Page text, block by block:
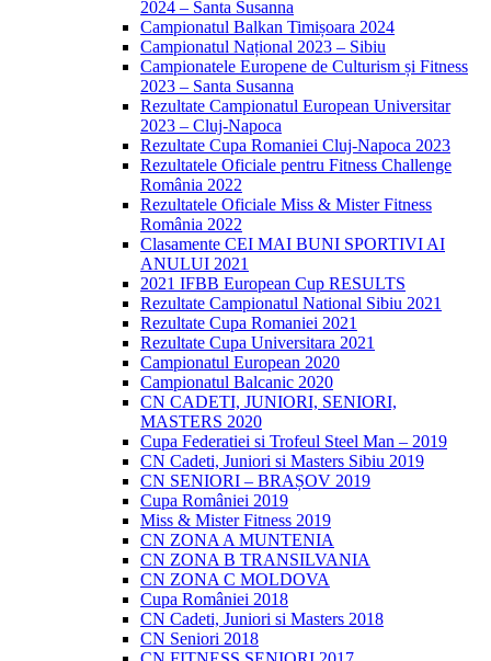
2024 – Santa Susanna
Campionatul Balkan Timișoara 2024
Campionatul Național 2023 – Sibiu
Campionatele Europene de Culturism și Fitness
2023 – Santa Susanna
Rezultate Campionatul European Universitar
2023 – Cluj-Napoca
Rezultate Cupa Romaniei Cluj-Napoca 2023
Rezultatele Oficiale pentru Fitness Challenge
România 2022
Rezultatele Oficiale Miss & Mister Fitness
România 2022
Clasamente CEI MAI BUNI SPORTIVI AI
ANULUI 2021
2021 IFBB European Cup RESULTS
Rezultate Campionatul National Sibiu 2021
Rezultate Cupa Romaniei 2021
Rezultate Cupa Universitara 2021
Campionatul European 2020
Campionatul Balcanic 2020
CN CADETI, JUNIORI, SENIORI,
MASTERS 2020
Cupa Federatiei si Trofeul Steel Man – 2019
CN Cadeti, Juniori si Masters Sibiu 2019
CN SENIORI – BRAȘOV 2019
Cupa României 2019
Miss & Mister Fitness 2019
CN ZONA A MUNTENIA
CN ZONA B TRANSILVANIA
CN ZONA C MOLDOVA
Cupa României 2018
CN Cadeti, Juniori si Masters 2018
CN Seniori 2018